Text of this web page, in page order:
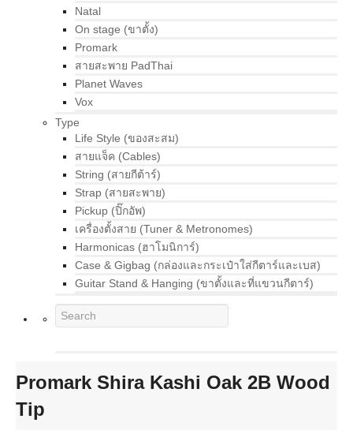
Natal
On stage (ขาตั้ง)
Promark
สายสะพาย PadThai
Planet Waves
Vox
Type
Life Style (ของสะสม)
สายแจ็ค (Cables)
String (สายกีต้าร์)
Strap (สายสะพาย)
Pickup (ปิ๊กอัพ)
เครื่องตั้งสาย (Tuner & Metronomes)
Harmonicas (ฮาโมนิการ์)
Case & Gigbag (กล่องและกระเป๋าใส่กีตาร์และเบส)
Guitar Stand & Hanging (ขาตั้งและที่แขวนกีตาร์)
Promark Shira Kashi Oak 2B Wood
Tip